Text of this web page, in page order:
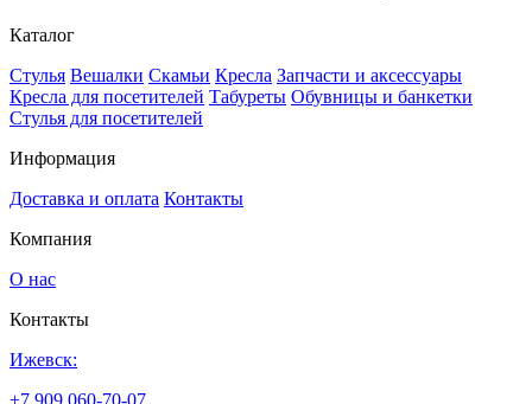
Каталог
Стулья Вешалки Скамьи Кресла Запчасти и аксессуары
Кресла для посетителей Табуреты Обувницы и банкетки
Стулья для посетителей
Информация
Доставка и оплата Контакты
Компания
О нас
Контакты
Ижевск:
+7 909 060-70-07